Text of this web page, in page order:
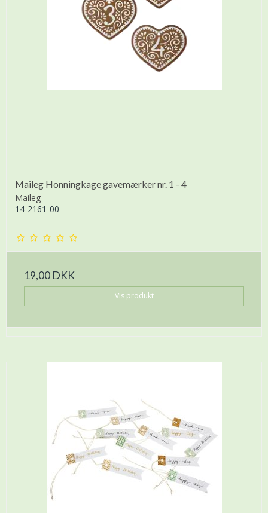
Maileg Honningkage gavemærker nr. 1 - 4
Maileg
14-2161-00
19,00 DKK
Vis produkt